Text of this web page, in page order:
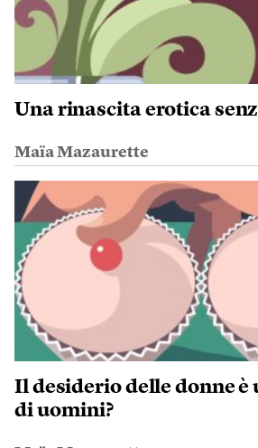
Una rinascita erotica
Maïa Mazaurette
Il desiderio delle donne è
di uomini?